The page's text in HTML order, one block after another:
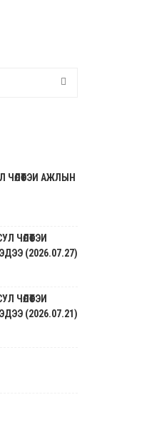
ЧӨЛӨӨТЭЙ АЖЛЫН
ЧӨЛӨӨТЭЙ
(2026.07.27)
ЧӨЛӨӨТЭЙ
(2026.07.21)